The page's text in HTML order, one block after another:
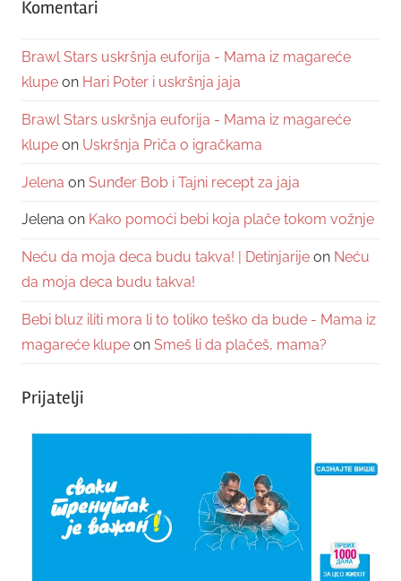
Komentari
Brawl Stars uskršnja euforija - Mama iz magareće
klupe on Hari Poter i uskršnja jaja
Brawl Stars uskršnja euforija - Mama iz magareće
klupe on Uskršnja Priča o igračkama
Jelena on Sunđer Bob i Tajni recept za jaja
Jelena on Kako pomoći bebi koja plače tokom vožnje
Neću da moja deca budu takva! | Detinjarije on Neću
da moja deca budu takva!
Bebi bluz iliti mora li to toliko teško da bude - Mama iz
magareće klupe on Smeš li da plačeš, mama?
Prijatelji